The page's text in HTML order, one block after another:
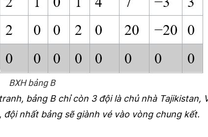
BXH bảng B
bảng B chỉ còn 3 đội là chủ nhà Tajikistan,
nhất bảng sẽ giành vé vào vòng chung kết.